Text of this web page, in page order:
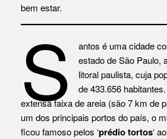
bem estar.
S
antos é uma cidade
estado de São Paulo,
litoral paulista, cuja
de 433.656
extensa faixa de areia (são 7 km de
um dos principais portos do país, o
ficou famoso pelos ‘prédio tortos‘